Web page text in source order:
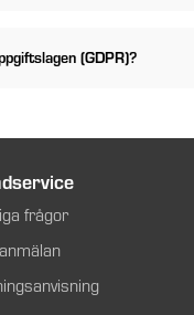
(GDPR)?
frågor